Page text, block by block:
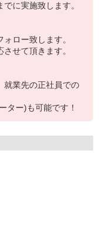
に実施致します。
ロー致します。
せて頂きます。
就業先の正社員での
ター)も可能です！